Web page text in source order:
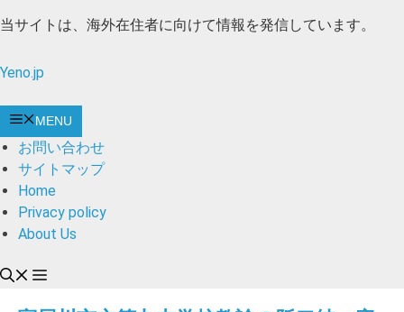
コ
テ
ツ
ス
キ
ッ
プ
当サイトは、海外在住者に向けて情報を発信しています。
Yeno.jp
MENU
お問い合わせ
サイトマップ
Home
Privacy policy
About Us